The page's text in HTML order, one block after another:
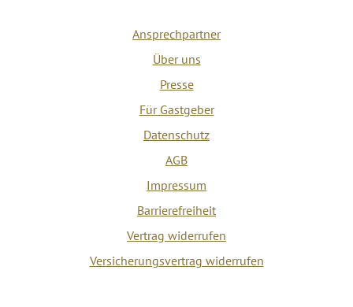
Ansprechpartner
Über uns
Presse
Für Gastgeber
Datenschutz
AGB
Impressum
Barrierefreiheit
Vertrag widerrufen
Versicherungsvertrag widerrufen